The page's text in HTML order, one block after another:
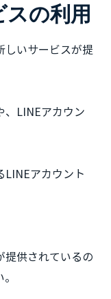
の利用
しいサービスが提
、LINEアカウン
LINEアカウント
提供されているの